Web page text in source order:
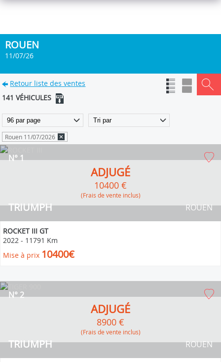
ROUEN
11/07/26
Retour liste des ventes
141 VÉHICULES
Rouen 11/07/2026
TRIUMPH
N° 1
ROUEN
ADJUGÉ
10400 €
(Frais de vente inclus)
ROCKET III GT
2022 - 11791 Km
Mise à prix 10400€
TRIUMPH
N° 2
ROUEN
ADJUGÉ
8900 €
(Frais de vente inclus)